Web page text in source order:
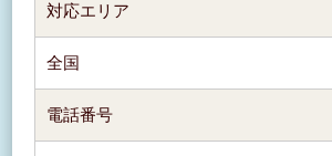
対応エリア
全国
電話番号